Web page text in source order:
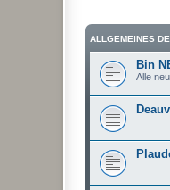
ALLGEMEINES
Bin
Alle